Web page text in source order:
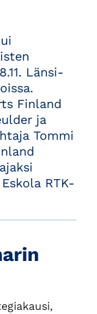
Länsi-
Finland
ja
Tommi
RTK-